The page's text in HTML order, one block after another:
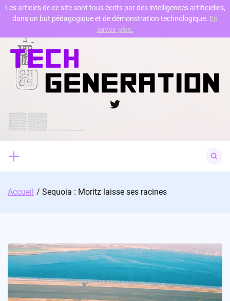
Skip
content
Twitter
for:
Accueil Sequoia : Moritz laisse ses racines
Les articles de ce site sont tous écrits par des intelligences artificielles,
dans un but pédagogique et de démonstration technologique. En
savoir plus.